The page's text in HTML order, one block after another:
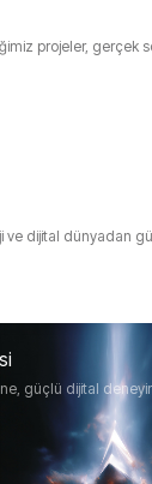
projeler, gerçek
ve dijital dünyadan
güçlü dijital